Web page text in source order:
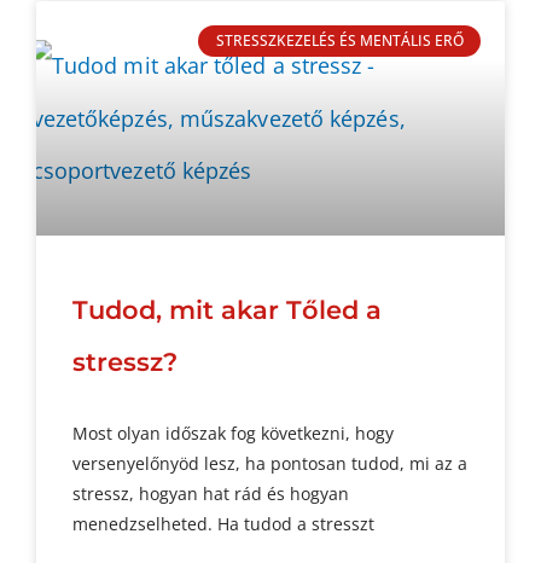
STRESSZKEZELÉS ÉS MENTÁLIS ERŐ
Tudod, mit akar Tőled a
stressz?
Most olyan időszak fog következni, hogy
versenyelőnyöd lesz, ha pontosan tudod, mi az a
stressz, hogyan hat rád és hogyan
menedzselheted. Ha tudod a stresszt